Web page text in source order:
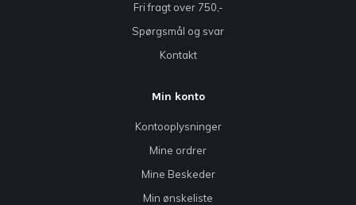
Fri fragt over 750,-
Spørgsmål og svar
Kontakt
Min konto
Kontooplysninger
Mine ordrer
Mine Beskeder
Min ønskeliste